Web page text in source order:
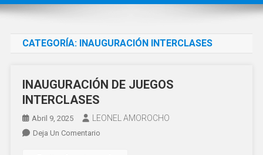
CATEGORÍA: INAUGURACIÓN INTERCLASES
INAUGURACIÓN DE JUEGOS
INTERCLASES
Abril 9, 2025 LEONEL AMOROCHO
Deja Un ComentarioEn